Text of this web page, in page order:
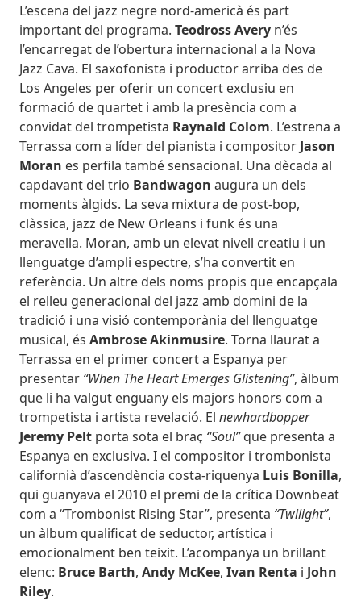
L’escena del jazz negre nord-americà és part
important del programa. Teodross Avery n’és
l’encarregat de l’obertura internacional a la Nova
Jazz Cava. El saxofonista i productor arriba des de
Los Angeles per oferir un concert exclusiu en
formació de quartet i amb la presència com a
convidat del trompetista Raynald Colom. L’estrena a
Terrassa com a líder del pianista i compositor Jason
Moran es perfila també sensacional. Una dècada al
capdavant del trio Bandwagon augura un dels
moments àlgids. La seva mixtura de post-bop,
clàssica, jazz de New Orleans i funk és una
meravella. Moran, amb un elevat nivell creatiu i un
llenguatge d’ampli espectre, s’ha convertit en
referència. Un altre dels noms propis que encapçala
el relleu generacional del jazz amb domini de la
tradició i una visió contemporània del llenguatge
musical, és Ambrose Akinmusire. Torna llaurat a
Terrassa en el primer concert a Espanya per
presentar “When The Heart Emerges Glistening”, àlbum
que li ha valgut enguany els majors honors com a
trompetista i artista revelació. El newhardbopper
Jeremy Pelt porta sota el braç “Soul”que presenta a
Espanya en exclusiva. I el compositor i trombonista
californià d’ascendència costa-riquenya Luis Bonilla,
qui guanyava el 2010 el premi de la crítica Downbeat
com a “Trombonist Rising Star”, presenta “Twilight”,
un àlbum qualificat de seductor, artística i
emocionalment ben teixit. L’acompanya un brillant
elenc: Bruce Barth, Andy McKee, Ivan Renta i John
Riley.